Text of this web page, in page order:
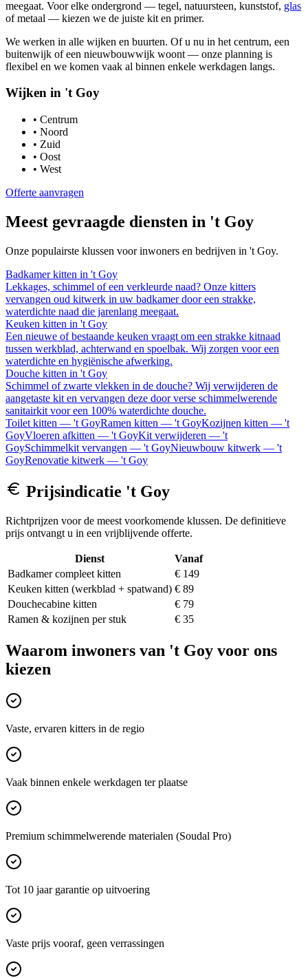
meegaat. Voor elke ondergrond — tegel, natuursteen, kunststof, glas
of metaal — kiezen we de juiste kit en primer.
We werken in alle wijken en buurten. Of u nu in het centrum, een
buitenwijk of een nieuwbouwwijk woont — onze planning is
flexibel en we komen vaak al binnen enkele werkdagen langs.
Wijken in 't Goy
• Centrum
• Noord
• Zuid
• Oost
• West
Offerte aanvragen
Meest gevraagde diensten in 't Goy
Onze populairste klussen voor inwoners en bedrijven in 't Goy.
Badkamer kitten in 't Goy
Lekkages, schimmel of een verkleurde naad? Onze kitters
vervangen oud kitwerk in uw badkamer door een strakke,
waterdichte naad die jarenlang meegaat.
Keuken kitten in 't Goy
Een nieuwe of bestaande keuken vraagt om een strakke kitnaad
tussen werkblad, achterwand en spoelbak. Wij zorgen voor een
waterdichte en hygiënische afwerking.
Douche kitten in 't Goy
Schimmel of zwarte vlekken in de douche? Wij verwijderen de
aangetaste kit en vervangen deze door verse schimmelwerende
sanitairkit voor een 100% waterdichte douche.
Toilet kitten — 't GoyRamen kitten — 't GoyKozijnen kitten — 't
GoyVloeren afkitten — 't GoyKit verwijderen — 't
GoySchimmelkit vervangen — 't GoyNieuwbouw kitwerk — 't
GoyRenovatie kitwerk — 't Goy
Prijsindicatie 't Goy
Richtprijzen voor de meest voorkomende klussen. De definitieve
prijs ontvangt u in een vrijblijvende offerte.
Dienst
Vanaf
Badkamer compleet kitten
€ 149
Keuken kitten (werkblad + spatwand) € 89
Douchecabine kitten
€ 79
Ramen & kozijnen per stuk
€ 35
Waarom inwoners van 't Goy voor ons
kiezen
Vaste, ervaren kitters in de regio
Vaak binnen enkele werkdagen ter plaatse
Premium schimmelwerende materialen (Soudal Pro)
Tot 10 jaar garantie op uitvoering
Vaste prijs vooraf, geen verrassingen